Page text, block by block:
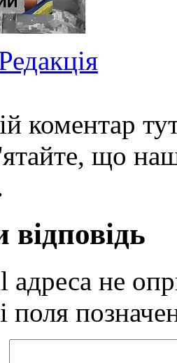
коментар
що
не
поля